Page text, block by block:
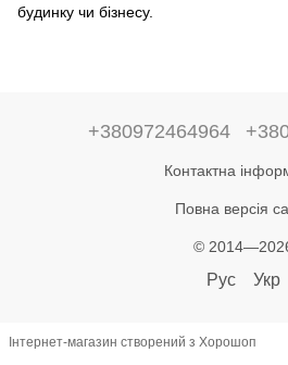
будинку чи бізнесу.
+380972464964
Контактна
Повна версія
©
Рус Укр
Інтернет-магазин створений з Хорошоп